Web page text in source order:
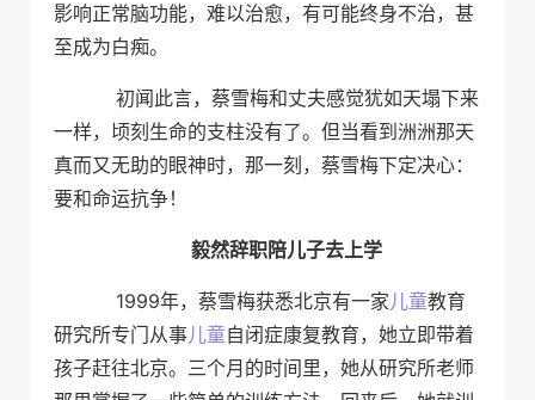
影响正常脑功能，难以治愈，有可能终身不治，甚
至成为白痴。
初闻此言，蔡雪梅和丈夫感觉犹如天塌下来
一样，顷刻生命的支柱没有了。但当看到洲洲那天
真而又无助的眼神时，那一刻，蔡雪梅下定决心：
要和命运抗争！
毅然辞职陪儿子去上学
1999年，蔡雪梅获悉北京有一家儿童教育
研究所专门从事儿童自闭症康复教育，她立即带着
孩子赶往北京。三个月的时间里，她从研究所老师